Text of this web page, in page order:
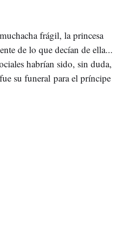
frágil, la princesa
de lo que decían de ella...
habrían sido, sin duda,
su funeral para el príncipe